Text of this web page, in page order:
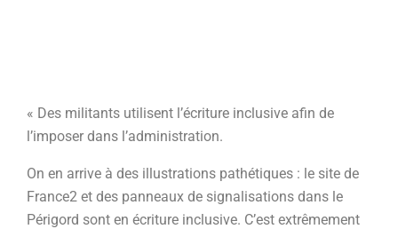
« Des militants utilisent l’écriture inclusive afin de
l’imposer dans l’administration.
On en arrive à des illustrations pathétiques : le site de
France2 et des panneaux de signalisations dans le
Périgord sont en écriture inclusive. C’est extrêmement